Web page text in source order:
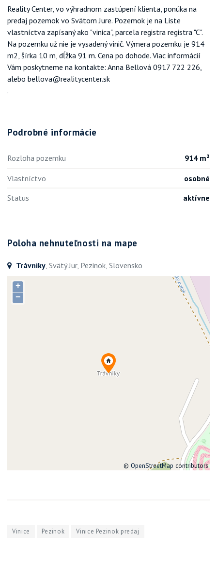
Reality Center, vo výhradnom zastúpení klienta, ponúka na
predaj pozemok vo Svätom Jure. Pozemok je na Liste
vlastníctva zapísaný ako "vinica", parcela registra registra "C".
Na pozemku už nie je vysadený vinič. Výmera pozemku je 914
m2, šírka 10 m, dĺžka 91 m. Cena po dohode. Viac informácií
Vám poskytneme na kontakte: Anna Bellová 0917 722 226,
alebo bellova@realitycenter.sk
.
Podrobné informácie
Rozloha pozemku 914 m²
Vlastníctvo
osobné
Status
aktívne
Poloha nehnuteľnosti na mape
Trávniky, Svätý Jur, Pezinok, Slovensko
+
−
© OpenStreetMap contributors
Vinice Pezinok Vinice Pezinok predaj